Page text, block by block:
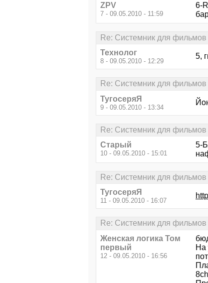
ZPV
7 - 09.05.2010 - 11:59
6-
Re: Системник для фильмов
Технолог
8 - 09.05.2010 - 12:29
5,
Re: Системник для фильмов
ТугосеряЯ
9 - 09.05.2010 - 13:34
Re: Системник для фильмов
Старый
10 - 09.05.2010 - 15:01
5-
Re: Системник для фильмов
ТугосеряЯ
11 - 09.05.2010 - 16:07
Re: Системник для фильмов
Женская логика Том
первый
12 - 09.05.2010 - 16:56
На